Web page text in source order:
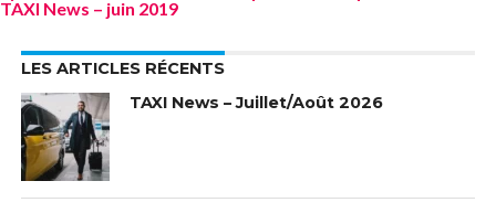
TAXI News – juin 2019
LES ARTICLES RÉCENTS
TAXI News – Juillet/Août 2026